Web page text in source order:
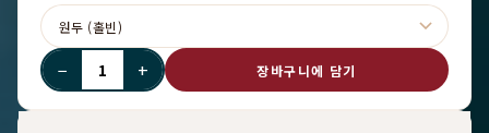
− + 장바구니에 담기